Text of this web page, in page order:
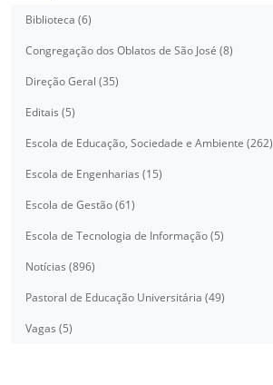
Biblioteca (6)
Congregação dos Oblatos de São José (8)
Direção Geral (35)
Editais (5)
Escola de Educação, Sociedade e Ambiente (262)
Escola de Engenharias (15)
Escola de Gestão (61)
Escola de Tecnologia de Informação (5)
Notícias (896)
Pastoral de Educação Universitária (49)
Vagas (5)